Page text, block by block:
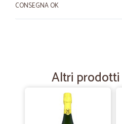
CONSEGNA OK
—
Altri